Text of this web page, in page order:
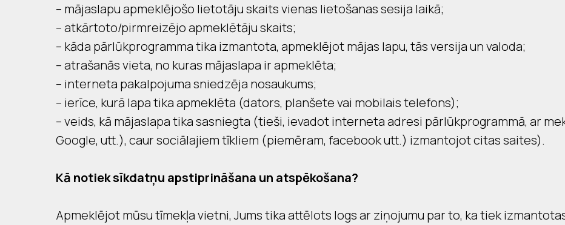
– mājaslapu apmeklējošo lietotāju skaits vienas lietošanas sesija laikā;
– atkārtoto/pirmreizējo apmeklētāju skaits;
– kāda pārlūkprogramma tika izmantota, apmeklējot mājas lapu, tās versija un valoda;
– atrašanās vieta, no kuras mājaslapa ir apmeklēta;
– interneta pakalpojuma sniedzēja nosaukums;
– ierīce, kurā lapa tika apmeklēta (dators, planšete vai mobilais telefons);
– veids, kā mājaslapa tika sasniegta (tieši, ievadot interneta adresi pārlūkprogrammā, ar
Google, utt.), caur sociālajiem tīkliem (piemēram, facebook utt.) izmantojot citas saites).
Kā notiek sīkdatņu apstiprināšana un atspēkošana?
Apmeklējot mūsu tīmekļa vietni, Jums tika attēlots logs ar ziņojumu par to, ka tiek